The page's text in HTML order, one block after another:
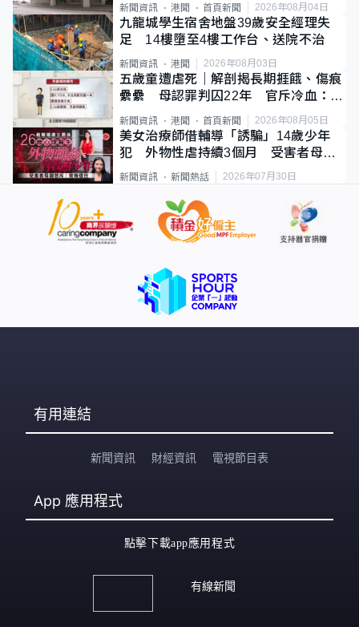
新聞資訊 港聞 首頁新聞 2026年08月04日
九龍城學生宿舍地盤39歲安全經理失
足 14樓墮至4樓工作台、送院不治
新聞資訊 港聞 2026年08月03日
五歲童遭虐死｜解剖揭長期捱餓、傷痕
纍纍 母認罪判囚22年 官斥冷血：同
類案最惡劣
新聞資訊 港聞 首頁新聞 2026年08月05日
美女治療師借輔導「誘騙」14歲少年
犯 外物性虐持續3個月 受害者母：
要保護其他人
新聞資訊 新聞熱話 2026年07月30日
有用連結
新聞資訊 財經資訊 電視節目表
App 應用程式
點擊下載app應用程式
有線新聞